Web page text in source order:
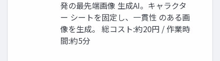
発の最先端画像 生成AI。キャラクタ
ー シートを固定し、一貫性 のある画
像を生成。 総コスト:約20円 / 作業時
間:約5分